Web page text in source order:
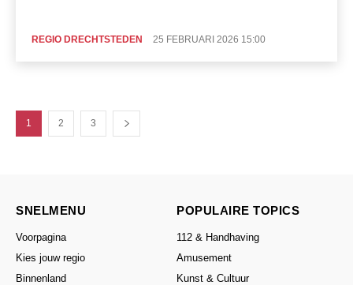
REGIO DRECHTSTEDEN 25 FEBRUARI 2026 15:00
1 2 3
SNELMENU
Voorpagina
Kies jouw regio
Binnenland
POPULAIRE TOPICS
112 & Handhaving
Amusement
Kunst & Cultuur